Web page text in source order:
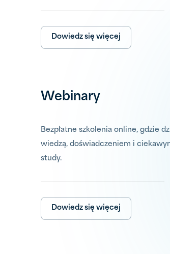
Dowiedz się więcej
Webinary
Bezpłatne szkolenia online, gdzie
wiedzą, doświadczeniem i
study.
Dowiedz się więcej